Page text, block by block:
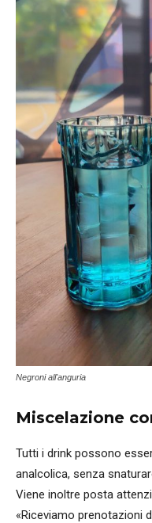
Negroni all'anguria
Miscelazione
Tutti i drink possono
analcolica, senza
Viene inoltre posta
«Riceviamo prenotazioni